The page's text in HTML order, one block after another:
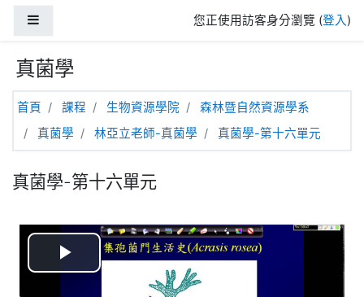
您正使用訪客身分瀏覽 (登入)
真菌學
首頁 課程 生物資源學院
森林暨自然資源學系
真菌學
林亞立老師-真菌學 真菌學-第十六單元
真菌學-第十六單元
播